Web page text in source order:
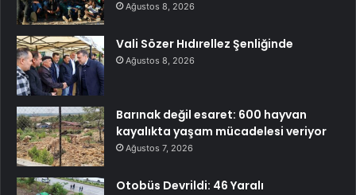
Ağustos 8, 2026
Vali Sözer Hıdırellez Şenliğinde
Ağustos 8, 2026
Barınak değil esaret: 600 hayvan
kayalıkta yaşam mücadelesi veriyor
Ağustos 7, 2026
Otobüs Devrildi: 46 Yaralı